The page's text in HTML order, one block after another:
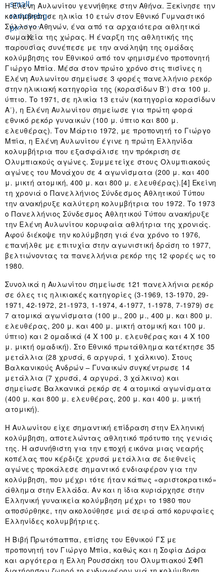
X
Η Ελένη Αυλωνίτου γεννήθηκε στην Αθήνα. Ξεκίνησε την
κολύμβηση σε ηλικία 10 ετών στον Εθνικό Γυμναστικό
Σύλλογο Αθηνών, ένα από τα αρχαιότερα αθλητικά
σωματεία της χώρας. Η έναρξη της αθλητικής της
παρουσίας συνέπεσε με την ανάληψη της ομάδας
κολύμβησης του Εθνικού από τον φημισμένο προπονητή
Γιώργο Μπία. Μέσα στον πρώτο χρόνο στις πισίνες η
Ελένη Αυλωνίτου σημείωσε 3 φορές πανελλήνιο ρεκόρ
στην ηλικιακή κατηγορία της (κορασίδων Β΄) στα 100 μ.
ύπτιο. Το 1971, σε ηλικία 13 ετών (κατηγορία κορασίδων
Α΄), η Ελένη Αυλωνίτου σημείωσε για πρώτη φορά
εθνικό ρεκόρ γυναικών (100 μ. ύπτιο και 800 μ.
ελευθέρας). Τον Μάρτιο 1972, με προπονητή το Γιώργο
Μπία, η Ελένη Αυλωνίτου έγινε η πρώτη Ελληνίδα
κολυμβήτρια που εξασφάλισε την πρόκριση σε
Ολυμπιακούς αγώνες. Συμμετείχε στους Ολυμπιακούς
αγώνες του Μονάχου σε 4 αγωνίσματα (200 μ. και 400
μ. μικτή ατομική, 400 μ. και 800 μ. ελευθέρας).[4] Εκείνη
τη χρονιά ο Πανελλήνιος Σύνδεσμος Αθλητικού Τύπου
την ανακήρυξε καλύτερη κολυμβήτρια του 1972. Το 1973
ο Πανελλήνιος Σύνδεσμος Αθλητικού Τύπου ανακήρυξε
την Ελένη Αυλωνίτου κορυφαία αθλήτρια της χρονιάς.
Αφού διέκοψε την κολύμβηση γιά ένα χρόνο το 1976,
επανήλθε με επιτυχία στην αγωνιστική δράση το 1977,
βελτιώνοντας τα πανελλήνια ρεκόρ της 12 φορές ως το
1980.
Συνολικά η Αυλωνίτου σημείωσε 121 πανελλήνια ρεκόρ
σε όλες τις ηλικιακές κατηγορίες (3-1969, 13-1970, 29-
1971, 42-1972, 21-1973, 1-1974, 4-1977, 1-1978, 7-1979) σε
7 ατομικά αγωνίσματα (100 μ., 200 μ., 400 μ. και 800 μ.
ελευθέρας, 200 μ. και 400 μ. μικτή ατομική και 100 μ.
ύπτιο) και 2 ομαδικά (4 Χ 100 μ. ελευθέρας και 4 Χ 100
μ. μικτή ομαδική). Στο Εθνικό πρωτάθλημα κατέκτησε 35
μετάλλια (28 χρυσά, 6 αργυρά, 1 χάλκινο). Στους
Βαλκανικούς Ανδρών – Γυναικών συγκέντρωσε 14
μετάλλια (7 χρυσά, 4 αργυρά, 3 χάλκινα) και
σημείωσε Βαλκανικά ρεκόρ σε 4 ατομικά αγωνίσματα
(400 μ. και 800 μ. ελευθέρας, 200 μ. και 400 μ. μικτή
ατομική).
Η Αυλωνίτου είχε σημαντική επίδραση στην Ελληνική
κολύμβηση, αποτελώντας αθλητικό πρότυπο της γενιάς
της. Η ασυνήθιστη για την εποχή εικόνα μιας νεαρής
κοπέλας που κέρδιζε χρυσά μετάλλια σε διεθνείς
αγώνες προκάλεσε σημαντικό ενδιαφέρον για την
κολύμβηση, που μέχρι τότε ήταν κάπως «αριστοκρατικό»
άθλημα στην Ελλάδα. Αν και η ίδια κυριάρχησε στην
Ελληνική γυναικεία κολύμβηση μέχρι το 1980 που
αποσύρθηκε, την ακολούθησε μιά σειρά από κορυφαίες
Ελληνίδες κολυμβήτριες.
Η Βιβή Πρωτόπαππα, επίσης του Εθνικού ΓΣ με
προπονητή τον Γιώργο Μπία, καθώς και η Σοφία Δάρα
και αργότερα η Έλλη Ρουσσάκη του Ολυμπιακού ΣΦΠ